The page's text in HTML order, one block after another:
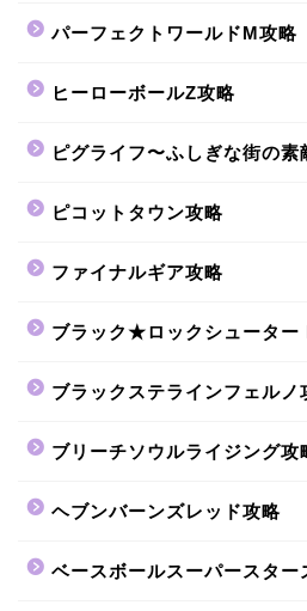
パーフェクトワールドM攻略
ヒーローボールZ攻略
ピグライフ〜ふしぎな街の素
ピコットタウン攻略
ファイナルギア攻略
ブラック★ロックシューター
ブラックステラインフェルノ
ブリーチソウルライジング攻
ヘブンバーンズレッド攻略
ベースボールスーパースター